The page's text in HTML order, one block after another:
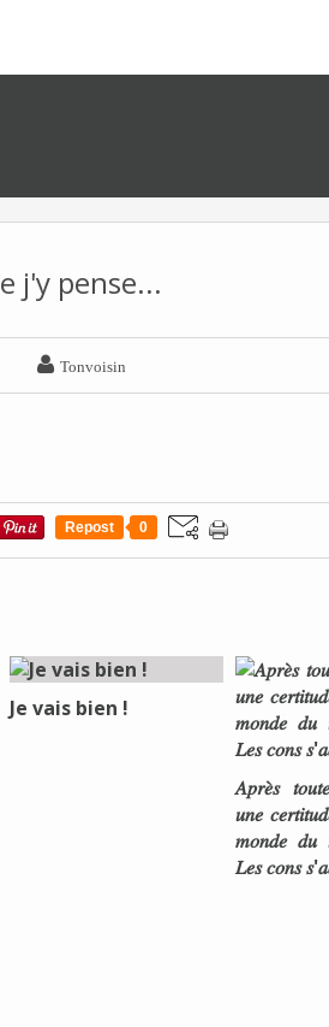
j'y pense...
 Tonvoisin
Repost 0
Je vais bien !
𝐴𝑝𝑟𝑒̀𝑠
𝑢𝑛𝑒
𝑚𝑜𝑛𝑑𝑒 𝑑𝑢
𝐿𝑒𝑠 𝑐𝑜𝑛𝑠